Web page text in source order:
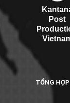
Post
TỔNG